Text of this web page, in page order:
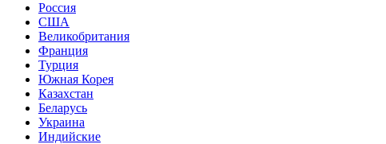
Россия
США
Великобритания
Франция
Турция
Южная Корея
Казахстан
Беларусь
Украина
Индийские